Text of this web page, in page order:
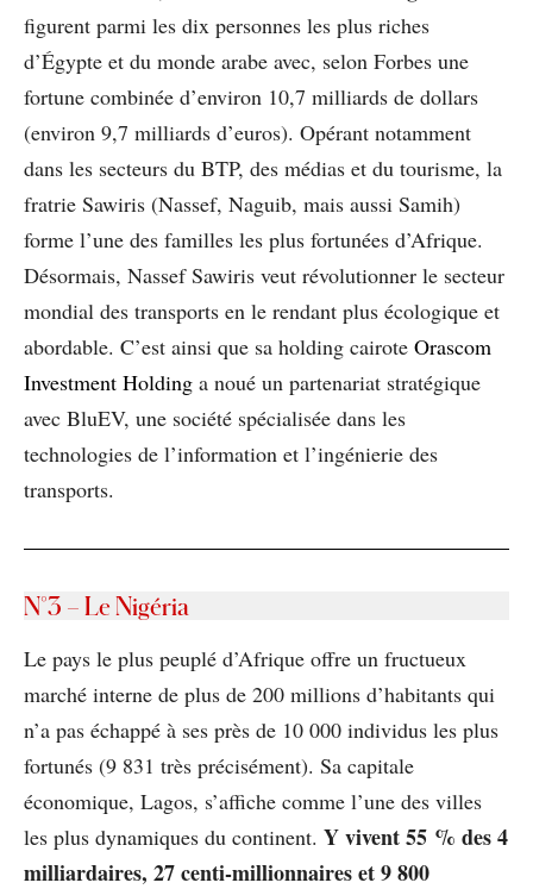
figurent parmi les dix personnes les plus riches
d’Égypte et du monde arabe avec, selon Forbes une
fortune combinée d’environ 10,7 milliards de dollars
(environ 9,7 milliards d’euros). Opérant notamment
dans les secteurs du BTP, des médias et du tourisme, la
fratrie Sawiris (Nassef, Naguib, mais aussi Samih)
forme l’une des familles les plus fortunées d’Afrique.
Désormais, Nassef Sawiris veut révolutionner le secteur
mondial des transports en le rendant plus écologique et
abordable. C’est ainsi que sa holding cairote Orascom
Investment Holding a noué un partenariat stratégique
avec BluEV, une société spécialisée dans les
technologies de l’information et l’ingénierie des
transports.
N°3 – Le Nigéria
Le pays le plus peuplé d’Afrique offre un fructueux
marché interne de plus de 200 millions d’habitants qui
n’a pas échappé à ses près de 10 000 individus les plus
fortunés (9 831 très précisément). Sa capitale
économique, Lagos, s’affiche comme l’une des villes
les plus dynamiques du continent. Y vivent 55 % des 4
milliardaires, 27 centi-millionnaires et 9 800